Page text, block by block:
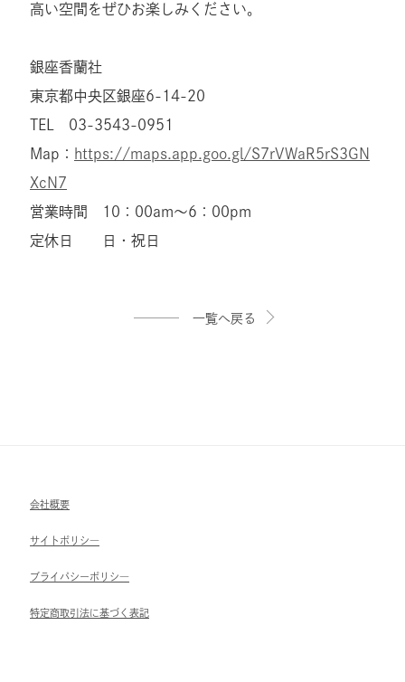
高い空間をぜひお楽しみください。
銀座香蘭社
東京都中央区銀座6-14-20
TEL 03-3543-0951
Map： https://maps.app.goo.gl/S7rVWaR5rS3GN
XcN7
営業時間 10：00am～6：00pm
定休日 日・祝日
一覧へ戻る
会社概要
サイトポリシ―
ブライパシーポリシ―
特定商取引法に基づく表記